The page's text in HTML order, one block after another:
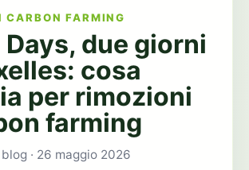
CARBON FARMING
Days, due giorni
cosa
per rimozioni
farming
· 26 maggio 2026